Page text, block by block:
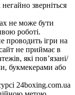
зверніться
не може бути
роботі.
проводить ігри на
не приймає в
які пов’язані/
букмекерами або
24boxing.com.ua